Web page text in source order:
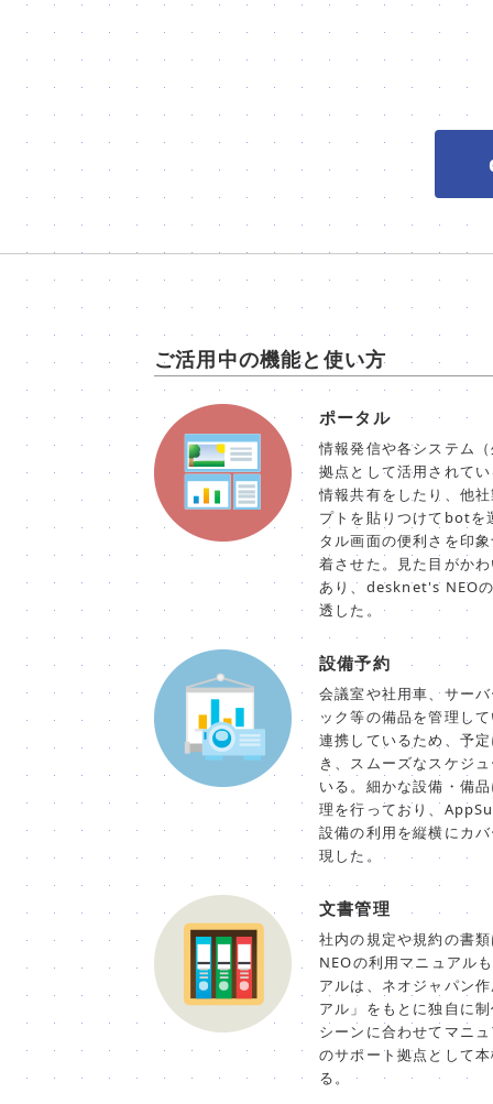
ご活用中の機能と使い方
ポータル
情報発信や各システム
拠点として活用されて
情報共有をしたり、他
プトを貼りつけてbotを
タル画面の便利さを印
着させた。見た目がか
あり、desknet's NEO
透した。
設備予約
会議室や社用車、サー
ック等の備品を管理し
連携しているため、予
き、スムーズなスケジ
いる。細かな設備・備
理を行っており、
設備の利用を縦横にカ
現した。
文書管理
社内の規定や規約の書
NEOの利用マニュアル
アルは、ネオジャパン
アル」をもとに独自に
シーンに合わせてマニ
のサポート拠点として
る。